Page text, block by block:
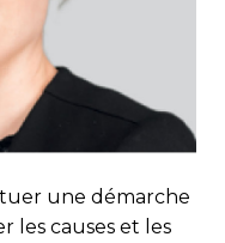
une démarche
les causes et les